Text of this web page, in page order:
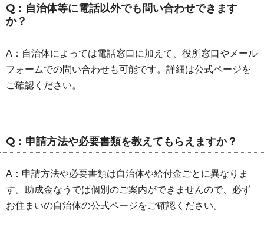
Q：自治体等に電話以外でも問い合わせできます
か？
A：自治体によっては電話窓口に加えて、役所窓口やメール
フォームでの問い合わせも可能です。詳細は公式ページを
ご確認ください。
Q：申請方法や必要書類を教えてもらえますか？
A：申請方法や必要書類は自治体や給付金ごとに異なりま
す。助成金なうでは個別のご案内ができませんので、必ず
お住まいの自治体の公式ページをご確認ください。